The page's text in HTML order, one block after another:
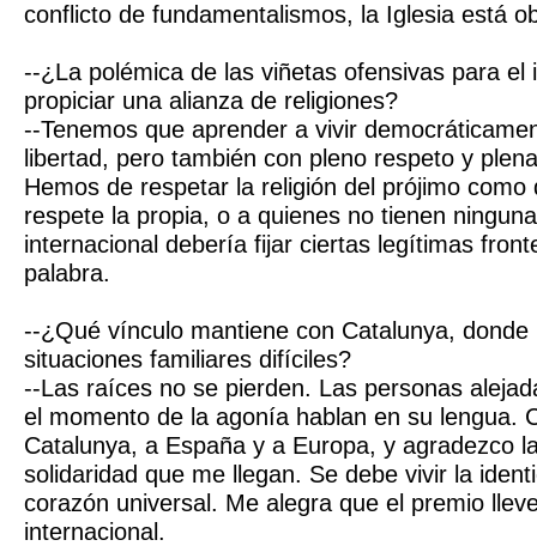
conflicto de fundamentalismos, la Iglesia está
--¿La polémica de las viñetas ofensivas para el
propiciar una alianza de religiones?
--Tenemos que aprender a vivir
libertad, pero también con pleno respeto y
Hemos de respetar la religión del prójimo como
respete la propia, o a quienes no tienen
internacional debería fijar ciertas legítimas
palabra.
--¿Qué vínculo mantiene con Catalunya,
situaciones familiares difíciles?
--Las raíces no se pierden. Las personas
el momento de la agonía hablan en su lengua.
Catalunya, a España y a Europa, y agradezco
solidaridad que me llegan. Se debe vivir la
corazón universal. Me alegra que el premio
internacional.